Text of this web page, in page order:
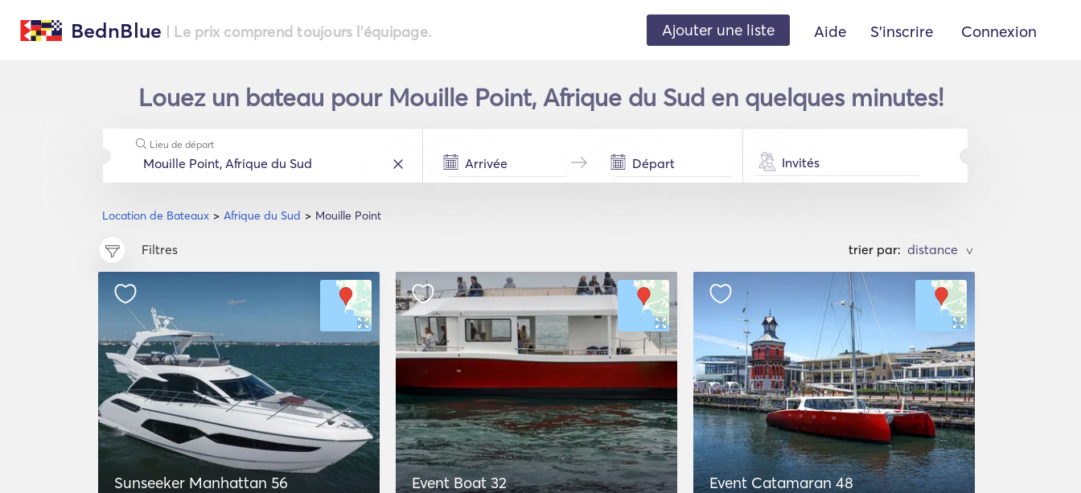
BednBlue | Le prix comprend toujours l'équipage. Ajouter une liste Aide S'inscrire Connexion
Louez un bateau pour Mouille Point, Afrique du Sud en quelques minutes!
Location de Bateaux Afrique du Sud Mouille Point
Lieu de départ
Invités
Filtres trier par: >
Sunseeker Manhattan 56 Event Boat 32 Event Catamaran 48